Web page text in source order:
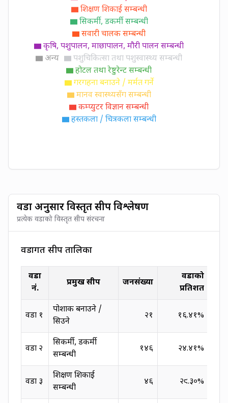
शिक्षण शिकाई सम्बन्धी
सिकर्मी, डकर्मी सम्बन्धी
सवारी चालक सम्बन्धी
कृषि, पशुपालन, माछापालन, मौरी पालन सम्बन्धी
अन्य
पशुचिकित्सा तथा पशुस्वास्थ्य सम्बन्धी
होटल तथा रेष्टुरेन्ट सम्बन्धी
गरगहना बनाउने / मर्मत गर्ने
मानव स्वास्थ्यसँग सम्बन्धी
कम्प्युटर विज्ञान सम्बन्धी
हस्तकला / चित्रकला सम्बन्धी
वडा अनुसार विस्तृत सीप विश्लेषण
प्रत्येक वडाको विस्तृत सीप संरचना
वडागत सीप तालिका
वडा
नं.
प्रमुख सीप जनसंख्या
वडाको
प्रतिशत
वडा १
पोशाक बनाउने /
सिउने
२१ १६.४१%
वडा २
सिकर्मी, डकर्मी
सम्बन्धी
१४६ २४.४१%
वडा ३
शिक्षण शिकाई
सम्बन्धी
४६ २९.३०%